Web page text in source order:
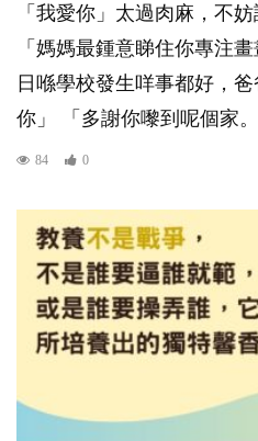
「我愛你」太過肉麻，不
「媽媽最鍾意睇住你專注
日喺學校發生咩事都好，
你」 「多謝你嚟到呢個家
84 0